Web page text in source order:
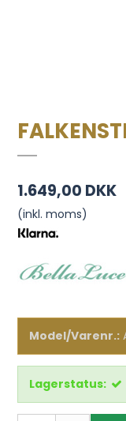
1.649,00 DKK
(inkl. moms)
Model/Varenr.:
Lagerstatus: